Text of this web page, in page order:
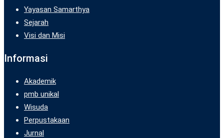
Yayasan Samarthya
Sejarah
Visi dan Misi
Informasi
Akademik
pmb unikal
Wisuda
Perpustakaan
Jurnal